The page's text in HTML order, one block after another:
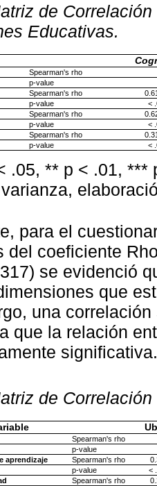
de
Educativas.
Spearman's rho
p-value
Spearman's rho
p-value
<
Spearman's rho
p-value
<
Spearman's rho
p-value
<
.05, ** p < .01, ***
para el
del coeficiente
se evidenció
que
una
que la relación
significativa.
de
Spearman's rho
p-value
aprendizaje
Spearman's rho
p-value
<
Spearman's rho